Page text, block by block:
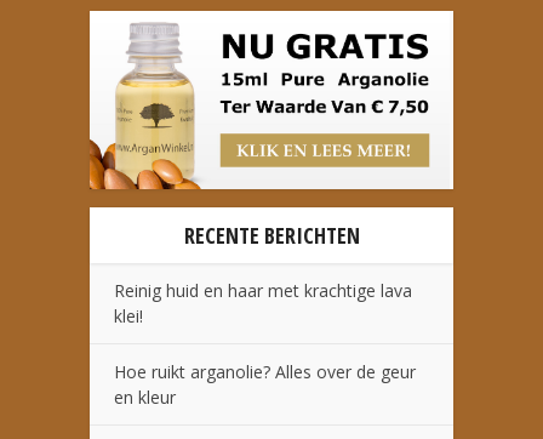
RECENTE BERICHTEN
Reinig huid en haar met krachtige lava
klei!
Hoe ruikt arganolie? Alles over de geur
en kleur